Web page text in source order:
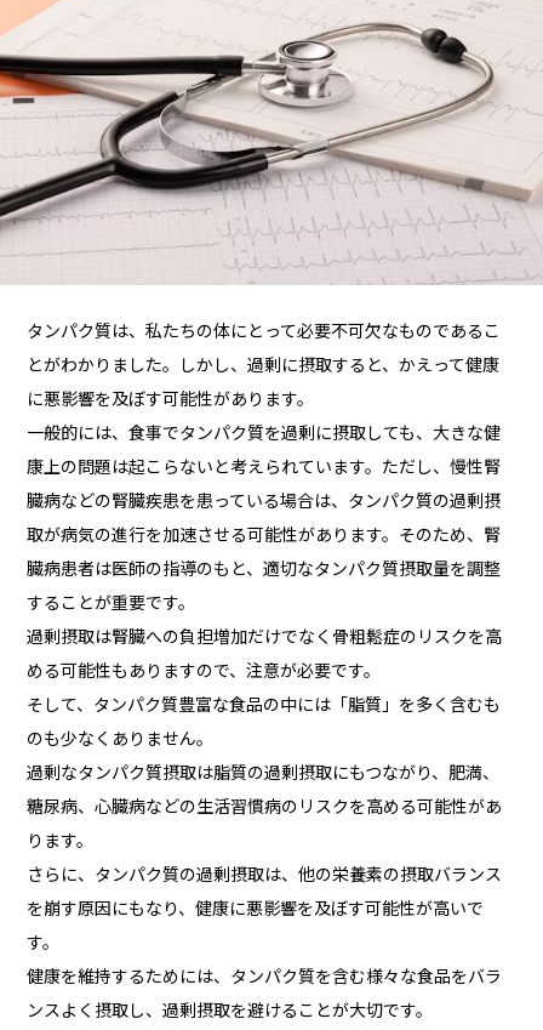
タンパク質は、私たちの体にとって必要不可欠なものであるこ
とがわかりました。しかし、過剰に摂取すると、かえって健康
に悪影響を及ぼす可能性があります。
一般的には、食事でタンパク質を過剰に摂取しても、大きな健
康上の問題は起こらないと考えられています。ただし、慢性腎
臓病などの腎臓疾患を患っている場合は、タンパク質の過剰摂
取が病気の進行を加速させる可能性があります。そのため、腎
臓病患者は医師の指導のもと、適切なタンパク質摂取量を調整
することが重要です。
過剰摂取は腎臓への負担増加だけでなく骨粗鬆症のリスクを高
める可能性もありますので、注意が必要です。
そして、タンパク質豊富な食品の中には「脂質」を多く含むも
のも少なくありません。
過剰なタンパク質摂取は脂質の過剰摂取にもつながり、肥満、
糖尿病、心臓病などの生活習慣病のリスクを高める可能性があ
ります。
さらに、タンパク質の過剰摂取は、他の栄養素の摂取バランス
を崩す原因にもなり、健康に悪影響を及ぼす可能性が高いで
す。
健康を維持するためには、タンパク質を含む様々な食品をバラ
ンスよく摂取し、過剰摂取を避けることが大切です。